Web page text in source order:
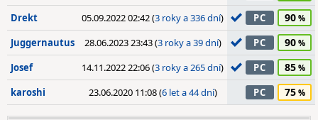
Drekt 05.09.2022 02:42 (3 roky a 336 dní) PC 90
Juggernautus 28.06.2023 23:43 (3 roky a 39 dní) PC 90
Josef 14.11.2022 22:06 (3 roky a 265 dní) PC 85
karoshi 23.06.2020 11:08 (6 let a 44 dní) PC 75